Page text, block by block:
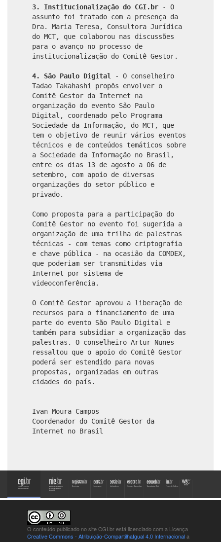
3. Institucionalização do CGI.br
- O
assunto foi tratado com a presença da
Dra. Maria Teresa, Consultora Jurídica
do MCT, que colaborou nas discussões
para o avanço no processo de
institucionalização do Comitê Gestor.
4. São Paulo Digital
- O conselheiro
Tadao Takahashi propôs envolver o
Comitê Gestor da Internet na
organização do evento São Paulo
Digital, coordenado pelo Programa
Sociedade da Informação, do MCT, que
tem o objetivo de reunir vários eventos
técnicos e de conteúdos temáticos sobre
a Sociedade da Informação no Brasil,
entre os dias 13 de agosto a 06 de
setembro, com apoio de diversas
organizações do setor público e
privado.
Como proposta para a participação do
Comitê Gestor no evento foi sugerida a
organização de uma trilha de palestras
técnicas - com temas como criptografia
e chave pública - na ocasião da COMDEX,
que poderiam ser transmitidas via
Internet por sistema de
videoconferência.
O Comitê Gestor aprovou a liberação de
recursos para o financiamento de uma
parte do evento São Paulo Digital e
também para subsidiar a organização das
palestras. O conselheiro Artur Nunes
ressaltou que o apoio do Comitê Gestor
poderá ser estendido para novas
propostas, organizadas em outras
cidades do país.
Ivan Moura Campos
Coordenador do Comitê Gestor da
Internet no Brasil
O conteúdo publicado no site CGI.br está licenciado com a Licença
Creative Commons - Atribuição-CompartilhaIgual 4.0 Internacionala